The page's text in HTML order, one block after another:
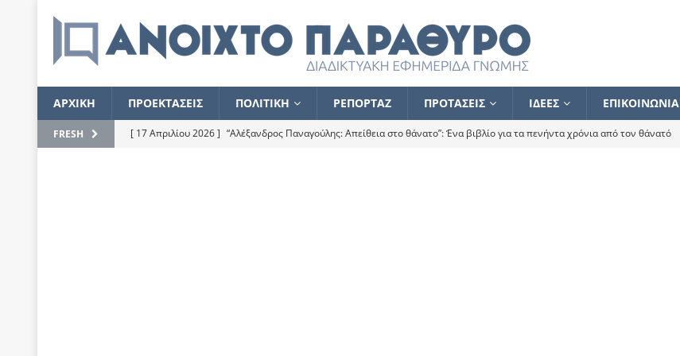
ΑΡΧΙΚΗ ΠΡΟΕΚΤΑΣΕΙΣ ΠΟΛΙΤΙΚΗ ΡΕΠΟΡΤΑΖ ΠΡΟΤΑΣΕΙΣ ΙΔΕΕΣ ΕΠΙΚΟΙΝΩΝΙΑ
FRESH [ 17 Απριλίου 2026 ] “Αλέξανδρος Παναγούλης: Απείθεια στο θάνατο”: Ένα βιβλίο για τα πενήντα χρόνια από τον θάνατό